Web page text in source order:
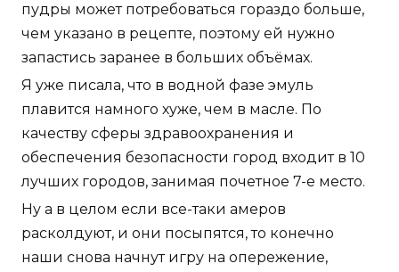
пудры может потребоваться гораздо больше,
чем указано в рецепте, поэтому ей нужно
запастись заранее в больших объёмах.
Я уже писала, что в водной фазе эмуль
плавится намного хуже, чем в масле. По
качеству сферы здравоохранения и
обеспечения безопасности город входит в 10
лучших городов, занимая почетное 7-е место.
Ну а в целом если все-таки амеров
расколдуют, и они посыпятся, то конечно
наши снова начнут игру на опережение,